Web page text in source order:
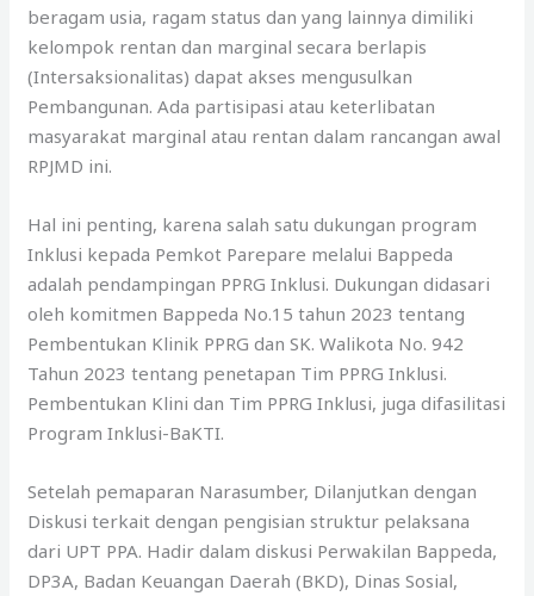
beragam usia, ragam status dan yang lainnya dimiliki
kelompok rentan dan marginal secara berlapis
(Intersaksionalitas) dapat akses mengusulkan
Pembangunan. Ada partisipasi atau keterlibatan
masyarakat marginal atau rentan dalam rancangan awal
RPJMD ini.
Hal ini penting, karena salah satu dukungan program
Inklusi kepada Pemkot Parepare melalui Bappeda
adalah pendampingan PPRG Inklusi. Dukungan didasari
oleh komitmen Bappeda No.15 tahun 2023 tentang
Pembentukan Klinik PPRG dan SK. Walikota No. 942
Tahun 2023 tentang penetapan Tim PPRG Inklusi.
Pembentukan Klini dan Tim PPRG Inklusi, juga difasilitasi
Program Inklusi-BaKTI.
Setelah pemaparan Narasumber, Dilanjutkan dengan
Diskusi terkait dengan pengisian struktur pelaksana
dari UPT PPA. Hadir dalam diskusi Perwakilan Bappeda,
DP3A, Badan Keuangan Daerah (BKD), Dinas Sosial,